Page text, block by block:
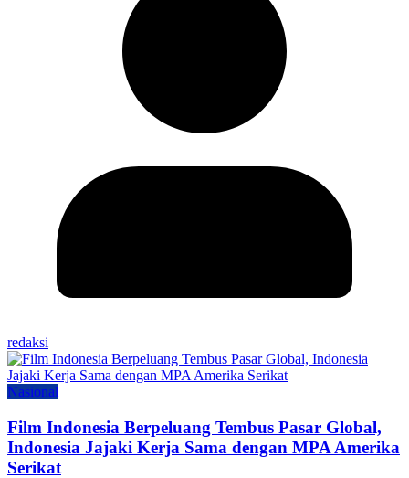
redaksi
Nasional
Film Indonesia Berpeluang Tembus Pasar Global,
Indonesia Jajaki Kerja Sama dengan MPA Amerika
Serikat